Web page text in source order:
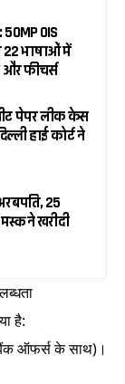
OIS
22 भाषाओं में
और फीचर्स
पेपर लीक केस
हाई कोर्ट ने
25
ने खरीदी
है:
ऑफर्स के साथ)।